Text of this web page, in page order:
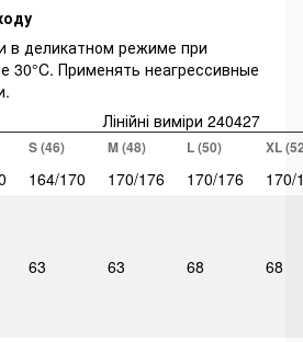
в деликатном режиме при
30°C. Применять неагрессивные
Лінійні виміри 240427
S (46) M (48) L (50) XL
164/170 170/176 170/176
170/
63 63 68 68